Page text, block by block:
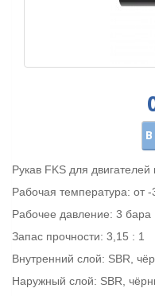
Рукав FKS для двигателей
Рабочая температура: от
Рабочее давление: 3 бара
Запас прочности: 3,15 : 1
Внутренний слой: SBR,
Наружный слой: SBR,